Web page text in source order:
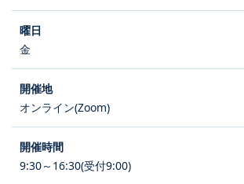
金
オンライン(Zoom)
9:30～16:30(受付9:00)